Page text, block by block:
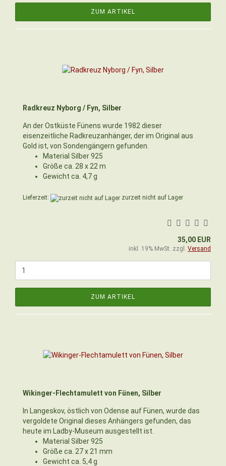
ZUM ARTIKEL
Radkreuz Nyborg / Fyn, Silber
An der Ostküste Fünens wurde 1982 dieser
eisenzeitliche Radkreuzanhänger, der im Original aus
Gold ist, von Sondengängern gefunden.
Material Silber 925
Größe ca. 28 x 22 m
Gewicht ca. 4,7 g
Lieferzeit: zurzeit nicht auf Lager
35,00 EUR
inkl. 19% MwSt. zzgl. Versand
ZUM ARTIKEL
Wikinger-Flechtamulett von Fünen, Silber
In Langeskov, östlich von Odense auf Fünen, wurde das
vergoldete Original dieses Anhängers gefunden, das
heute im Ladby-Museum ausgestellt ist.
Material Silber 925
Größe ca. 27 x 21 mm
Gewicht ca. 5,4 g